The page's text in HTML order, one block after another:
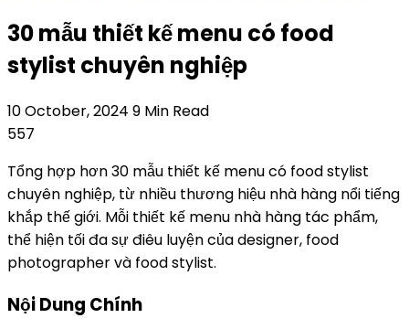
30 mẫu thiết kế menu có food
stylist chuyên nghiệp
10 October, 2024 9 Min Read
557
Tổng hợp hơn 30 mẫu thiết kế menu có food stylist
chuyên nghiệp, từ nhiều thương hiệu nhà hàng nổi tiếng
khắp thế giới. Mỗi thiết kế menu nhà hàng tác phẩm,
thể hiện tối đa sự điêu luyện của designer, food
photographer và food stylist.
Nội Dung Chính